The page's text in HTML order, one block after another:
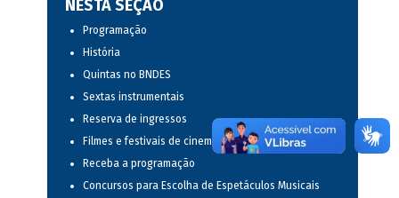
NESTA SEÇÃO
Programação
História
Quintas no BNDES
Sextas instrumentais
Reserva de ingressos
Filmes e festivais de cinema
Receba a programação
Concursos para Escolha de Espetáculos Musicais